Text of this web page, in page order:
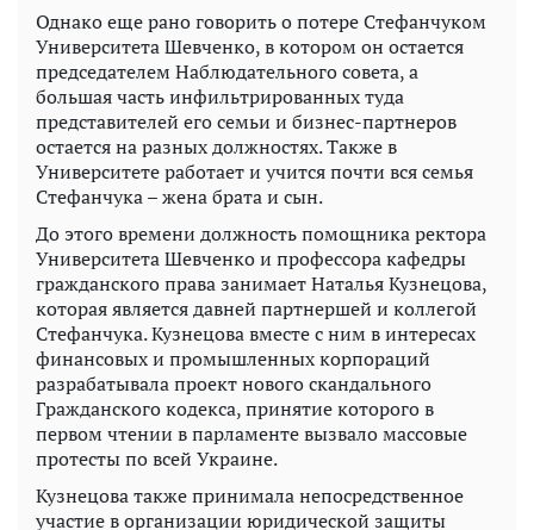
Однако еще рано говорить о потере Стефанчуком
Университета Шевченко, в котором он остается
председателем Наблюдательного совета, а
большая часть инфильтрированных туда
представителей его семьи и бизнес-партнеров
остается на разных должностях. Также в
Университете работает и учится почти вся семья
Стефанчука – жена брата и сын.
До этого времени должность помощника ректора
Университета Шевченко и профессора кафедры
гражданского права занимает Наталья Кузнецова,
которая является давней партнершей и коллегой
Стефанчука. Кузнецова вместе с ним в интересах
финансовых и промышленных корпораций
разрабатывала проект нового скандального
Гражданского кодекса, принятие которого в
первом чтении в парламенте вызвало массовые
протесты по всей Украине.
Кузнецова также принимала непосредственное
участие в организации юридической защиты